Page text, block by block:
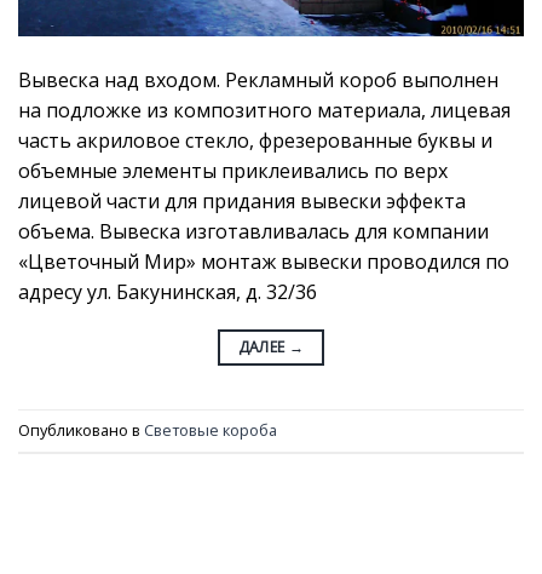
Вывеска над входом. Рекламный короб выполнен
на подложке из композитного материала, лицевая
часть акриловое стекло, фрезерованные буквы и
объемные элементы приклеивались по верх
лицевой части для придания вывески эффекта
объема. Вывеска изготавливалась для компании
«Цветочный Мир» монтаж вывески проводился по
адресу ул. Бакунинская, д. 32/36
ДАЛЕЕ →
Опубликовано в Световые короба